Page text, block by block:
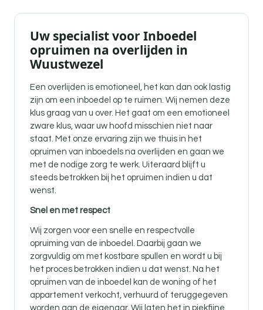
Uw specialist voor Inboedel
opruimen na overlijden in
Wuustwezel
Een overlijden is emotioneel, het kan dan ook lastig
zijn om een inboedel op te ruimen. Wij nemen deze
klus graag van u over. Het gaat om een emotioneel
zware klus, waar uw hoofd misschien niet naar
staat. Met onze ervaring zijn we thuis in het
opruimen van inboedels na overlijden en gaan we
met de nodige zorg te werk. Uiteraard blijft u
steeds betrokken bij het opruimen indien u dat
wenst.
Snel en met respect
Wij zorgen voor een snelle en respectvolle
opruiming van de inboedel. Daarbij gaan we
zorgvuldig om met kostbare spullen en wordt u bij
het proces betrokken indien u dat wenst. Na het
opruimen van de inboedel kan de woning of het
appartement verkocht, verhuurd of teruggegeven
worden aan de eigenaar. Wij laten het in piekfijne